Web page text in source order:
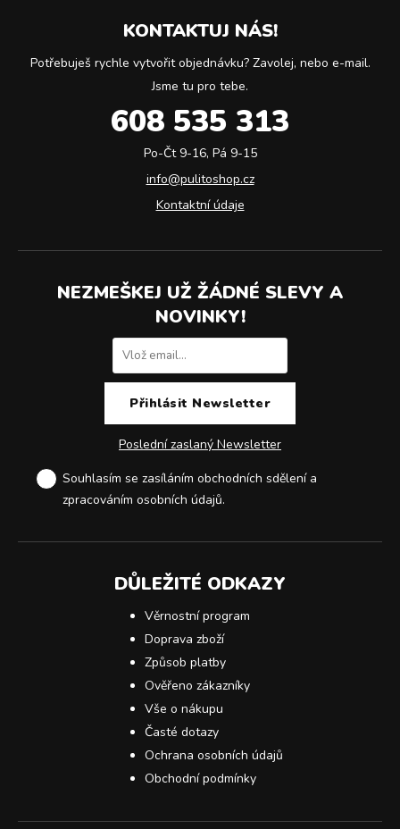
KONTAKTUJ NÁS!
Potřebuješ rychle vytvořit objednávku? Zavolej, nebo e-mail.
Jsme tu pro tebe.
608 535 313
Po-Čt 9-16, Pá 9-15
info@pulitoshop.cz
Kontaktní údaje
NEZMEŠKEJ UŽ ŽÁDNÉ SLEVY A
NOVINKY!
Poslední zaslaný Newsletter
Souhlasím se zasíláním obchodních sdělení a
zpracováním osobních údajů.
DŮLEŽITÉ ODKAZY
Věrnostní program
Doprava zboží
Způsob platby
Ověřeno zákazníky
Vše o nákupu
Časté dotazy
Ochrana osobních údajů
Obchodní podmínky